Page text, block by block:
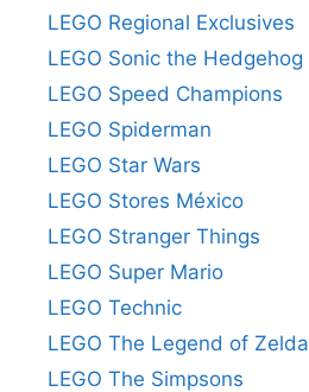
LEGO Regional Exclusives
LEGO Sonic the Hedgehog
LEGO Speed Champions
LEGO Spiderman
LEGO Star Wars
LEGO Stores México
LEGO Stranger Things
LEGO Super Mario
LEGO Technic
LEGO The Legend of Zelda
LEGO The Simpsons